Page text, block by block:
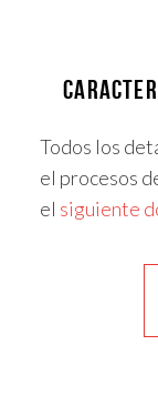
Todos los
el procesos
el siguiente